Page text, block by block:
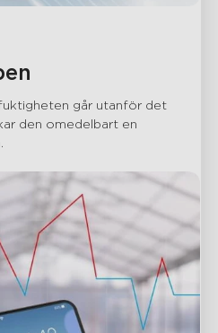
går utanför det
den omedelbart en